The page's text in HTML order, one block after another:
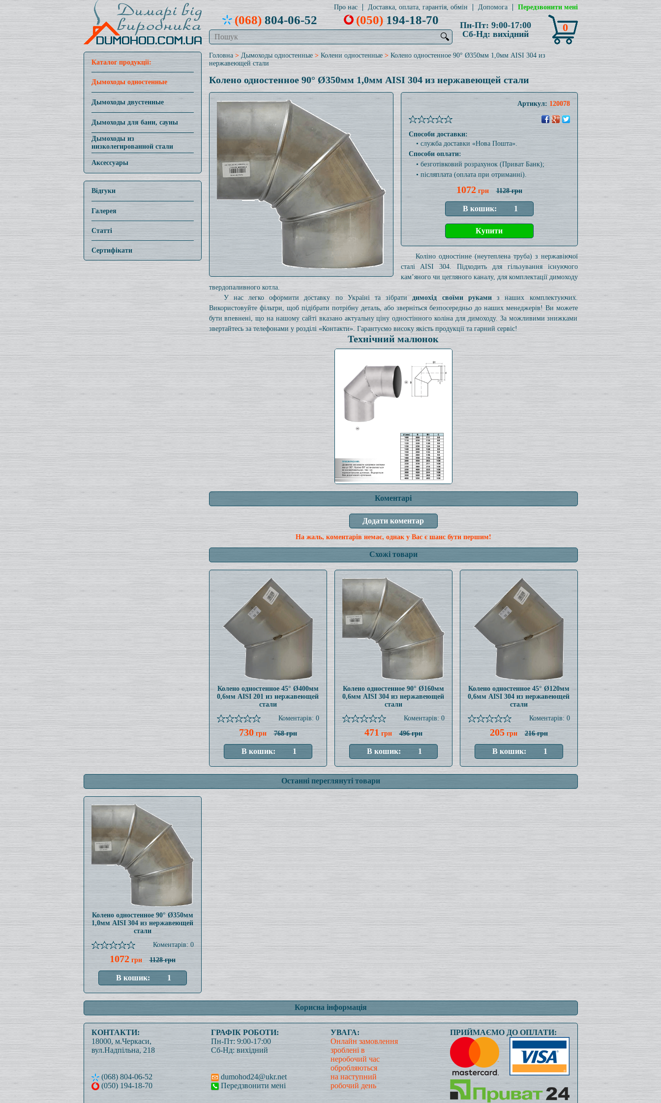
Про нас Доставка, оплата, гарантія, обмін Допомога Передзвонити мені
(068)804-06-52 (050)194-18-70
🔍
Пн-Пт: 9:00-17:00
Сб-Нд: вихідний
0
Каталог продукції:
Дымоходы одностенные
Дымоходы двустенные
Дымоходы для бани, сауны
Дымоходы из
низколегированной стали
Аксессуары
Відгуки
Галерея
Статті
Сертифікати
Головна> Дымоходы одностенные> Колени одностенные> Колено одностенное 90° Ø350мм 1,0мм AISI 304 из
нержавеющей стали
Колено одностенное 90° Ø350мм 1,0мм AISI 304 из нержавеющей стали
Артикул:120078
Способи доставки:
• служба доставки «Нова Пошта».
Способи оплати:
• безготівковий розрахунок (Приват Банк);
• післяплата (оплата при отриманні).
1072грн 1128 грн
Коліно одностінне (неутеплена труба) з нержавіючої
сталі AISI 304. Підходить для гільзування існуючого
кам’яного чи цегляного каналу, для комплектації димоходу
твердопаливного котла.
У нас легко оформити доставку по Україні та зібратидимохід своїми рукамиз наших комплектуючих.
Використовуйте фільтри, щоб підібрати потрібну деталь, або зверніться безпосередньо до наших менеджерів! Ви можете
бути впевнені, що на нашому сайті вказано актуальну ціну одностінного коліна для димоходу. За можливими знижками
звертайтесь за телефонами у розділі «Контакти». Гарантуємо високу якість продукції та гарний сервіс!
Технічний малюнок
Коментарі
На жаль, коментарів немає, однак у Вас є шанс бути першим!
Схожі товари
Колено одностенное 45° Ø400мм
0,6мм AISI 201 из нержавеющей
стали
Коментарів: 0
730грн 768 грн
Колено одностенное 90° Ø160мм
0,6мм AISI 304 из нержавеющей
стали
Коментарів: 0
471 грн 496 грн
Колено одностенное 45° Ø120мм
0,6мм AISI 304 из нержавеющей
стали
Коментарів: 0
205грн 216 грн
Останні переглянуті товари
Колено одностенное 90° Ø350мм
1,0мм AISI 304 из нержавеющей
стали
Коментарів: 0
1072грн 1128 грн
Корисна інформація
КОНТАКТИ:
18000, м.Черкаси,
вул.Надпільна, 218
(068) 804-06-52
(050) 194-18-70
ГРАФІК РОБОТИ:
Пн-Пт: 9:00-17:00
Сб-Нд: вихідний
dumohod24@ukr.net
Передзвонити мені
УВАГА:
Онлайн замовлення
зроблені в
неробочий час
обробляються
на наступний
робочий день
ПРИЙМАЄМО ДО ОПЛАТИ: